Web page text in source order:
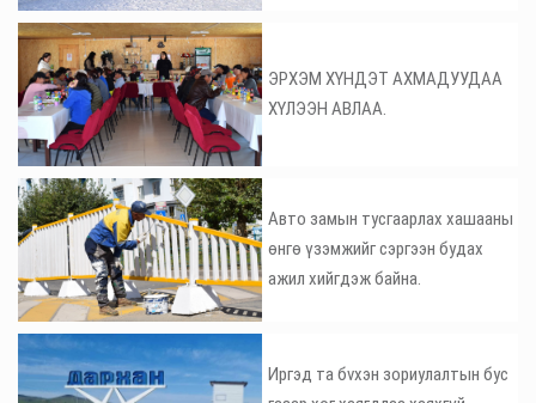
ЭРХЭМ ХҮНДЭТ АХМАДУУДАА
ХҮЛЭЭН АВЛАА.
Авто замын тусгаарлах хашааны
өнгө үзэмжийг сэргээн будах
ажил хийгдэж байна.
Иргэд та бvхэн зориулалтын бус